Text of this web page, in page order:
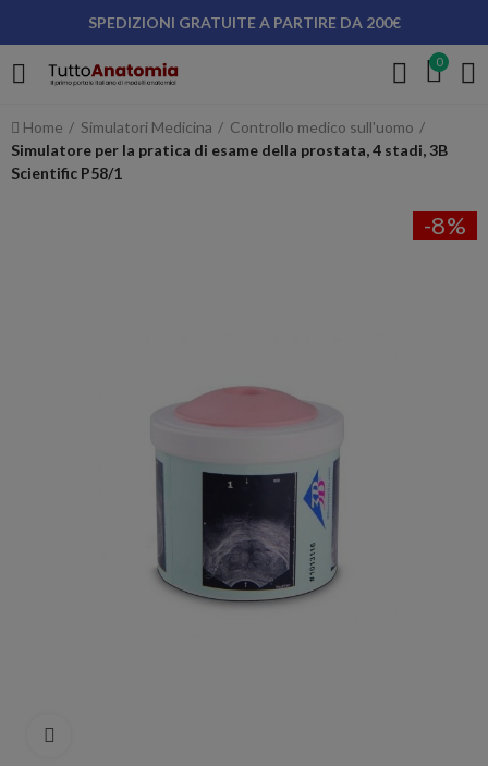
SPEDIZIONI GRATUITE A PARTIRE DA 200€
0
Home Simulatori Medicina
Controllo medico sull'uomo
Simulatore per la pratica di esame della prostata, 4 stadi, 3B
Scientific P58/1
-8%